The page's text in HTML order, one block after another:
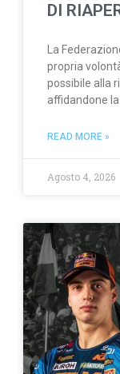
DI
La
propria
possibile alla
affidandone
READ MORE »
Agosto 4, 2026